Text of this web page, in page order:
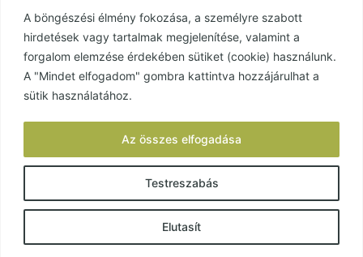
A böngészési élmény fokozása, a személyre szabott
hirdetések vagy tartalmak megjelenítése, valamint a
forgalom elemzése érdekében sütiket (cookie) használunk.
A "Mindet elfogadom" gombra kattintva hozzájárulhat a
sütik használatához.
Testreszabás
Elutasít
Az összes elfogadása
Adatvédelmi tájékoztató
ÁSZF
Használat és karbantartás
KÖZÖSSÉGEK
Facebook